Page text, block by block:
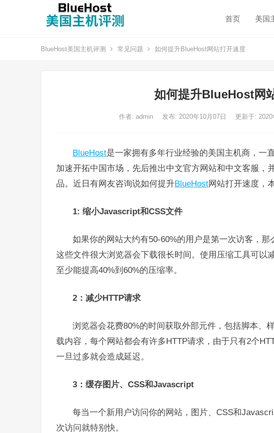
首页 美国
BlueHost美国主机评测 常见问题 如何提升BlueHost网站打开速度
如何提升BlueHost网
作者: admin 发布: 2020年10月07日 更新于: 2020
BlueHost是一家拥有多年行业经验的美国主机商，一
加速开拓中国市场，先后推出中文官方网站和中文客服，
品。近日有网友咨询说如何提升BlueHost网站打开速度，
1: 缩小Javascript和CSS文件
如果你的网站大约有50-60%的用户是第一次访客，
这些文件很大浏览器会下载很长时间。使用压缩工具可以
至少能提高40%到60%的压缩率。
2：减少HTTP请求
浏览器会花费80%的时间获取外部元件，包括脚本、
载内容，每个网站都会有许多HTTP请求，由于只有2个
一旦过多就会造成延迟。
3：缓存图片、CSS和Javascript
每当一个新用户访问你的网站，图片、CSS和
次访问就特别快。